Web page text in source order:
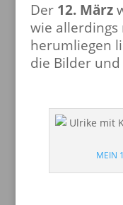
Der 12. März
wie
herumliegen
die Bilder
MEIN